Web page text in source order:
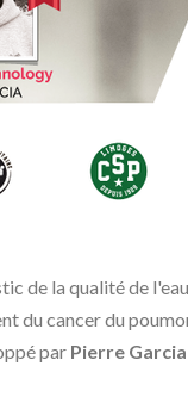
de la qualité de
du cancer du
par Pierre Garcia